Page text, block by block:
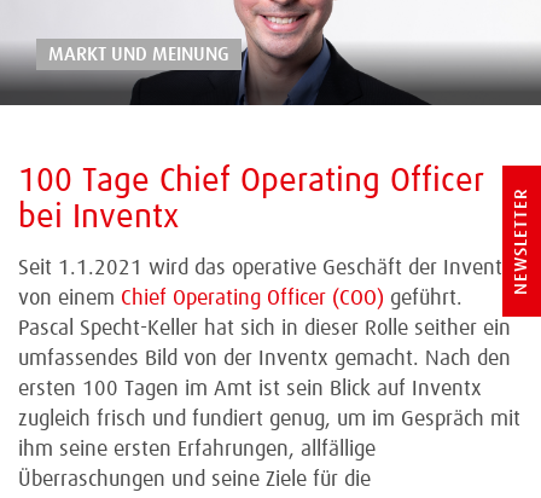
MARKT UND MEINUNG
100 Tage Chief Operating Officer
bei Inventx
Seit 1.1.2021 wird das operative Geschäft der Inventx
von einem Chief Operating Officer (COO) geführt.
Pascal Specht-Keller hat sich in dieser Rolle seither ein
umfassendes Bild von der Inventx gemacht. Nach den
ersten 100 Tagen im Amt ist sein Blick auf Inventx
zugleich frisch und fundiert genug, um im Gespräch mit
ihm seine ersten Erfahrungen, allfällige
Überraschungen und seine Ziele für die
NEWSLETTER